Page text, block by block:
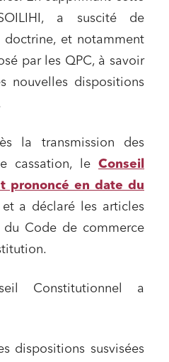
a suscité de
doctrine, et notamment
par les QPC, à savoir
nouvelles dispositions
la transmission des
cassation, le Conseil
prononcé en date du
et a déclaré les articles
du Code de commerce
Constitutionnel a
dispositions susvisées